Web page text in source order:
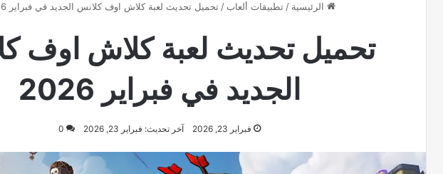
الرئيسية / تطبيقات ألعاب / تحميل تحديث لعبة كلاش اوف كلانس الجديد في فبراير 2026
تحميل تحديث لعبة كلاش اوف
الجديد في فبراير 2026
فبراير 23, 2026 آخر تحديث: فبراير 23, 2026 0